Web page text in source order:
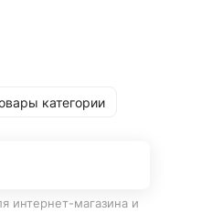
категории
интернет-магазина и